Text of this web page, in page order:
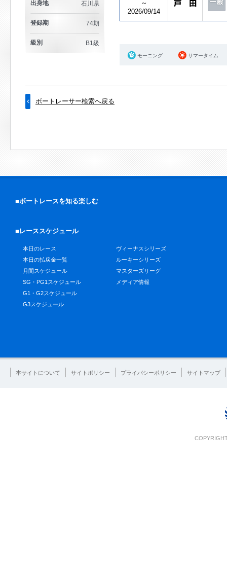
出身地 石川県
登録期 74期
級別 B1級
～
2026/09/14
モーニング サマータイム
ボートレーサー検索へ戻る
■ボートレースを知る楽しむ
■レーススケジュール
本日のレース
本日の払戻金一覧
月間スケジュール
SG・PG1スケジュール
G1・G2スケジュール
G3スケジュール
ヴィーナスシリーズ
ルーキーシリーズ
マスターズリーグ
メディア情報
本サイトについて サイトポリシー プライバシーポリシー サイトマップ